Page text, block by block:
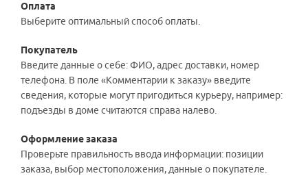
Оплата
Выберите оптимальный способ оплаты.
Покупатель
Введите данные о себе: ФИО, адрес доставки, номер
телефона. В поле «Комментарии к заказу» введите
сведения, которые могут пригодиться курьеру, например:
подъезды в доме считаются справа налево.
Оформление заказа
Проверьте правильность ввода информации: позиции
заказа, выбор местоположения, данные о покупателе.